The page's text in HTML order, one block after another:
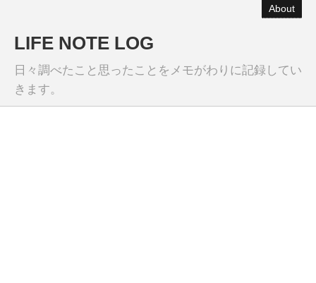
About
LIFE NOTE LOG
日々調べたこと思ったことをメモがわりに記録してい
きます。